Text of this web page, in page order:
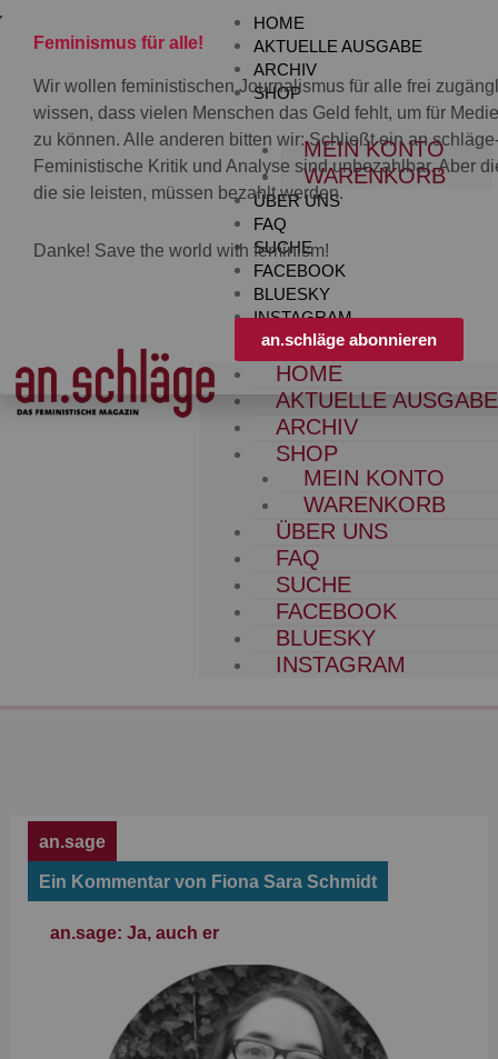
Inhalt
HOME
AKTUELLE AUSGABE
ARCHIV
SHOP
MEIN KONTO
WARENKORB
ÜBER UNS
FAQ
SUCHE
FACEBOOK
BLUESKY
INSTAGRAM
HOME
AKTUELLE AUSGABE
ARCHIV
SHOP
MEIN KONTO
WARENKORB
ÜBER UNS
FAQ
SUCHE
FACEBOOK
BLUESKY
INSTAGRAM
an.sage
Ein Kommentar von Fiona Sara Schmidt
an.sage: Ja, auch er
Feminismus für alle!
Wir wollen feministischen Journalismus für alle frei
wissen, dass vielen Menschen das Geld fehlt, um für
zu können. Alle anderen bitten wir: Schließt ein
Feministische Kritik und Analyse sind unbezahlbar. Aber
die sie leisten, müssen bezahlt werden.
Danke! Save the world with feminism!
an.schläge abonnieren